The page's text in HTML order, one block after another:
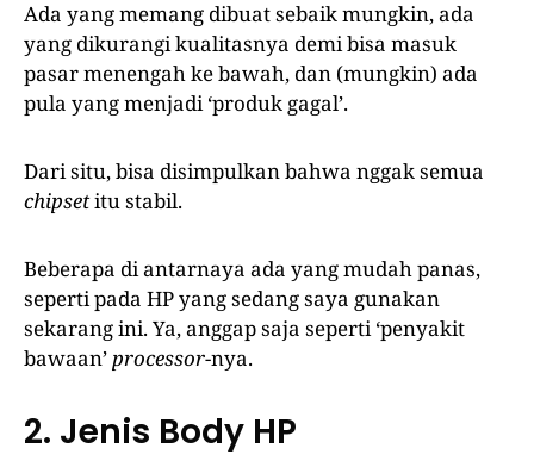
Ada yang memang dibuat sebaik mungkin, ada
yang dikurangi kualitasnya demi bisa masuk
pasar menengah ke bawah, dan (mungkin) ada
pula yang menjadi ‘produk gagal’.
Dari situ, bisa disimpulkan bahwa nggak semua
chipsetitu stabil.
Beberapa di antarnaya ada yang mudah panas,
seperti pada HP yang sedang saya gunakan
sekarang ini. Ya, anggap saja seperti ‘penyakit
bawaan’processor-nya.
2. Jenis Body HP